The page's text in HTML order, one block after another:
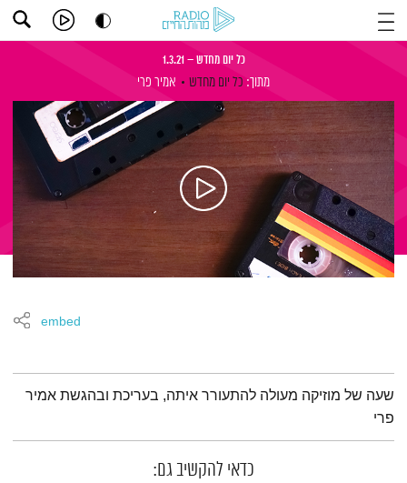
כל יום מחדש – 1.3.21
מתוך: כל יום מחדש אמיר פרי
embed
תמצית הפודקאסט
שעה של מוזיקה מעולה להתעורר איתה, בעריכת ובהגשת אמיר
פרי
כדאי להקשיב גם: